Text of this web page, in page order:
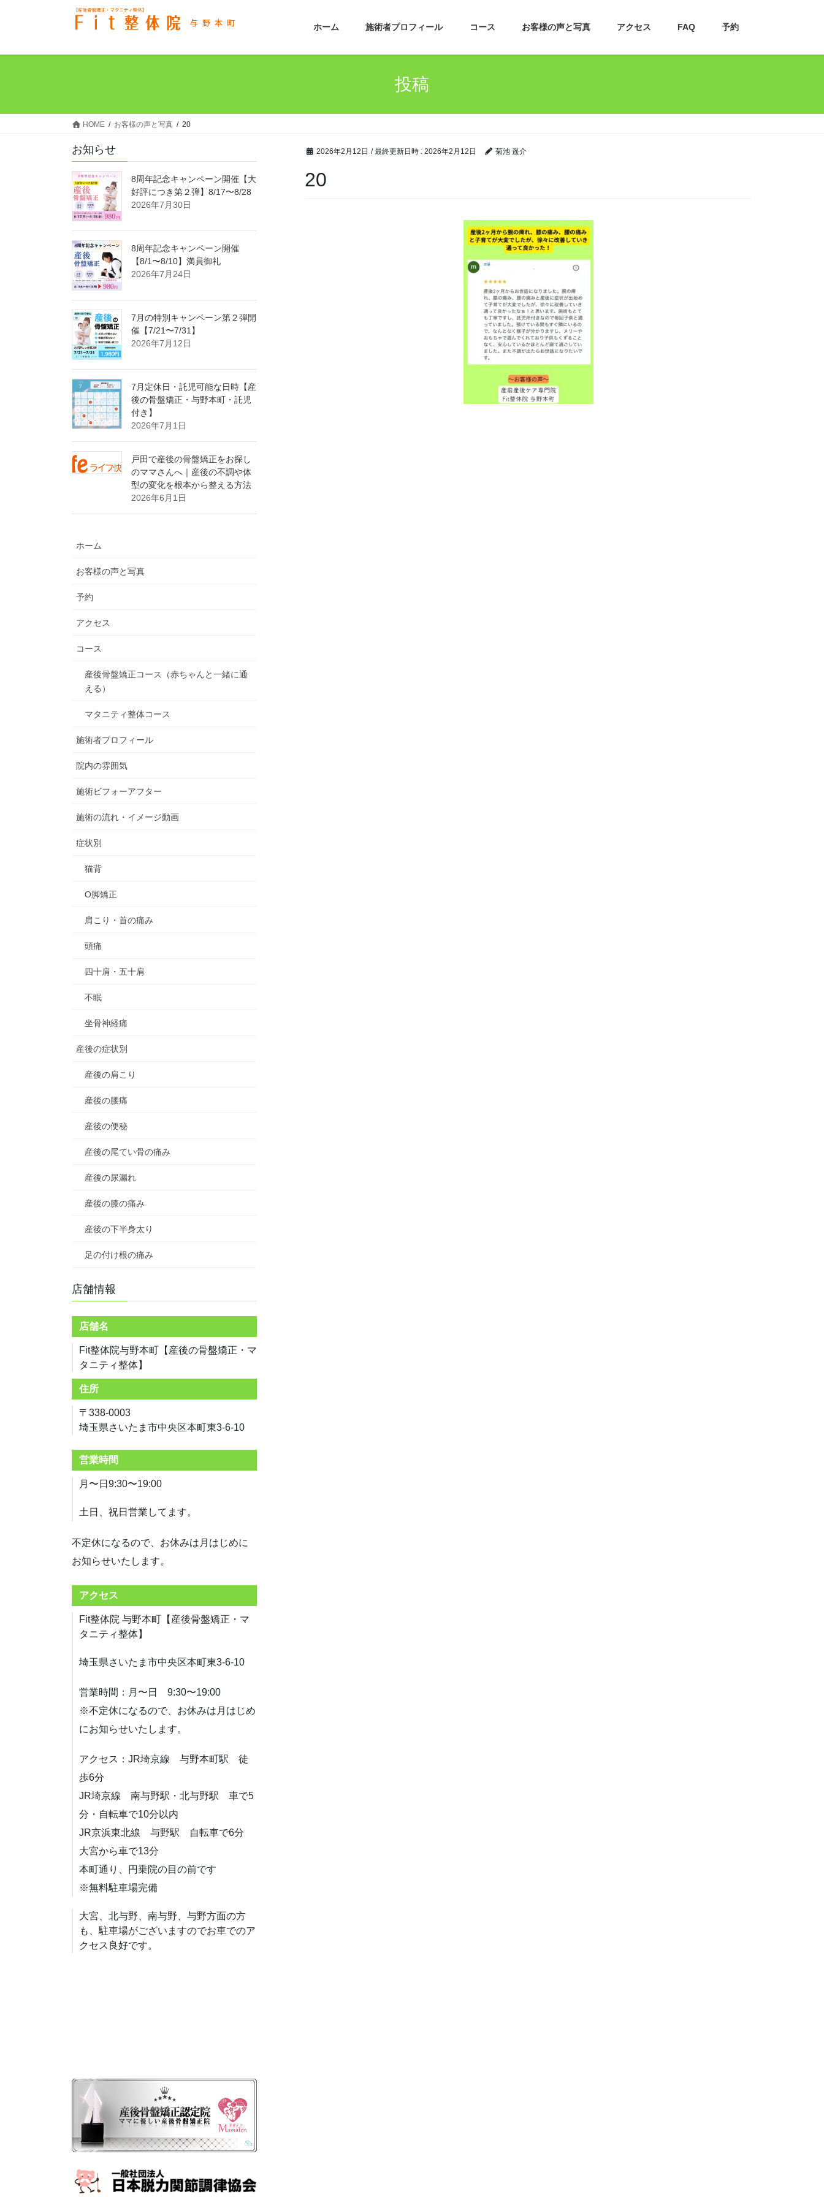
ホーム 施術者プロフィール コース お客様の声と写真 アクセス FAQ 予約
投稿
HOME お客様の声と写真 20
2026年2月12日 / 最終更新日時 : 2026年2月12日 菊池 遥介
20
お知らせ
8周年記念キャンペーン開催【大
好評につき第２弾】8/17〜8/28
2026年7月30日
8周年記念キャンペーン開催
【8/1〜8/10】満員御礼
2026年7月24日
7月の特別キャンペーン第２弾開
催【7/21〜7/31】
2026年7月12日
7月定休日・託児可能な日時【産
後の骨盤矯正・与野本町・託児
付き】
2026年7月1日
戸田で産後の骨盤矯正をお探し
のママさんへ｜産後の不調や体
型の変化を根本から整える方法
2026年6月1日
ホーム
お客様の声と写真
予約
アクセス
コース
産後骨盤矯正コース（赤ちゃんと一緒に通
える）
マタニティ整体コース
施術者プロフィール
院内の雰囲気
施術ビフォーアフター
施術の流れ・イメージ動画
症状別
猫背
O脚矯正
肩こり・首の痛み
頭痛
四十肩・五十肩
不眠
坐骨神経痛
産後の症状別
産後の肩こり
産後の腰痛
産後の便秘
産後の尾てい骨の痛み
産後の尿漏れ
産後の膝の痛み
産後の下半身太り
足の付け根の痛み
店舗情報
店舗名
Fit整体院与野本町【産後の骨盤矯正・マ
タニティ整体】
住所
〒338-0003
埼玉県さいたま市中央区本町東3-6-10
営業時間
月〜日9:30〜19:00
土日、祝日営業してます。
不定休になるので、お休みは月はじめに
お知らせいたします。
アクセス
Fit整体院 与野本町【産後骨盤矯正・マ
タニティ整体】
埼玉県さいたま市中央区本町東3-6-10
営業時間：月〜日 9:30〜19:00
※不定休になるので、お休みは月はじめ
にお知らせいたします。
アクセス：JR埼京線 与野本町駅 徒
歩6分
JR埼京線 南与野駅・北与野駅 車で5
分・自転車で10分以内
JR京浜東北線 与野駅 自転車で6分
大宮から車で13分
本町通り、円乗院の目の前です
※無料駐車場完備
大宮、北与野、南与野、与野方面の方
も、駐車場がございますのでお車でのア
クセス良好です。